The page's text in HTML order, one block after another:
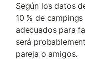
Según los datos
10 % de
adecuados para
será
pareja o amigos.